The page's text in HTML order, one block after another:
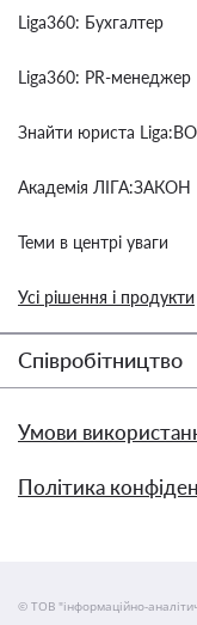
Liga360: Бухгалтер
Liga360: PR-менеджер
Знайти юриста
Академія ЛІГА:ЗАКОН
Теми в центрі уваги
Усі рішення і продукти
Співробітництво
Умови
Політика
© ТОВ "інформаційно-